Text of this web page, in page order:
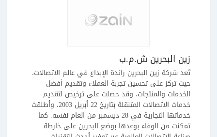
زين البحرين ش.م.ب
تُعد شركة زين البحرين رائدة الإبداع في عالم الاتصالات،
حيث تركز على تحسين تجربة العملاء وتقديم أفضل
الخدمات والمنتجات، وقد حصلت على ترخيص لتقديم
خدمات الاتصالات المتنقلة بتاريخ 22 أبريل 2003، وأطلقت
خدماتها التجارية في 28 ديسمبر من العام نفسه. كما
تمكنت من الوفاء بوعدها بوضع البحرين على خارطة